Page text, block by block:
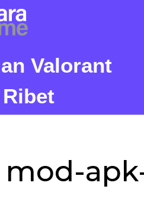
Valorant
mod-